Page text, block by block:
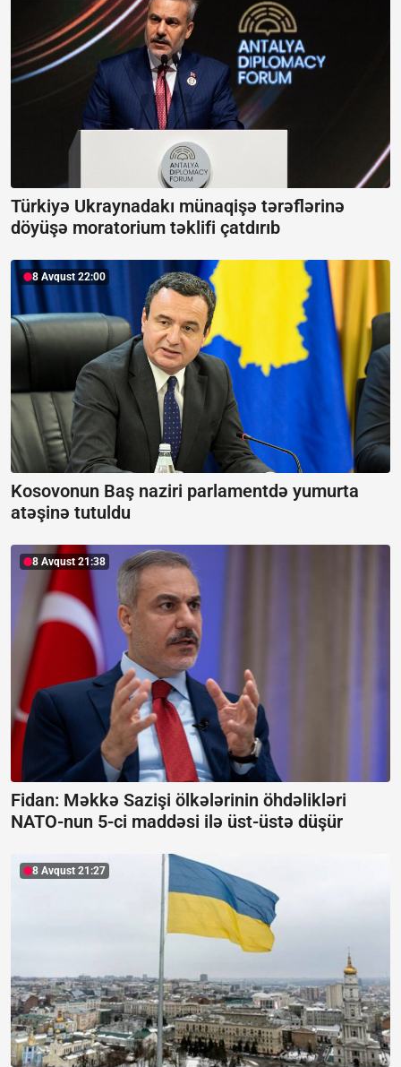
Türkiyə Ukraynadakı münaqişə tərəflərinə
döyüşə moratorium təklifi çatdırıb
8 Avqust 22:00
Kosovonun Baş naziri parlamentdə yumurta
atəşinə tutuldu
8 Avqust 21:38
Fidan: Məkkə Sazişi ölkələrinin öhdəlikləri
NATO-nun 5-ci maddəsi ilə üst-üstə düşür
8 Avqust 21:27